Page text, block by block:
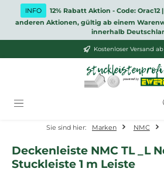
Zum Hauptinhalt springen
INFO
12% Rabatt Aktion - Code:
anderen Aktionen, gültig ab einem
innerhalb
Kostenloser Versand
Sie sind hier: Marken NMC
Deckenleiste NMC TL _L
Stuckleiste 1 m Leiste